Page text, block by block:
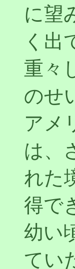
に望
く出
重々
のせ
アメ
は、
れた
得で
幼い
てい